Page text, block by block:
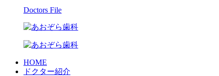
Doctors File
HOME
ドクター紹介